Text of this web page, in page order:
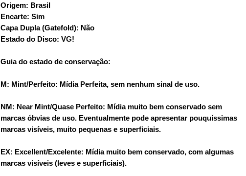
Origem: Brasil
Encarte: Sim
Capa Dupla (Gatefold): Não
Estado do Disco: VG!
Guia do estado de conservação:
M: Mint/Perfeito: Mídia Perfeita, sem nenhum sinal de uso.
NM: Near Mint/Quase Perfeito: Mídia muito bem conservado sem
marcas óbvias de uso. Eventualmente pode apresentar pouquíssimas
marcas visíveis, muito pequenas e superficiais.
EX: Excellent/Excelente: Mídia muito bem conservado, com algumas
marcas visíveis (leves e superficiais).